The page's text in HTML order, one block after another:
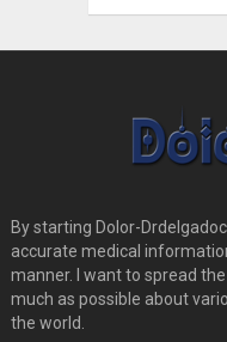
By starting Dolor-
accurate medical
manner. I want to spread
much as possible about
the world.